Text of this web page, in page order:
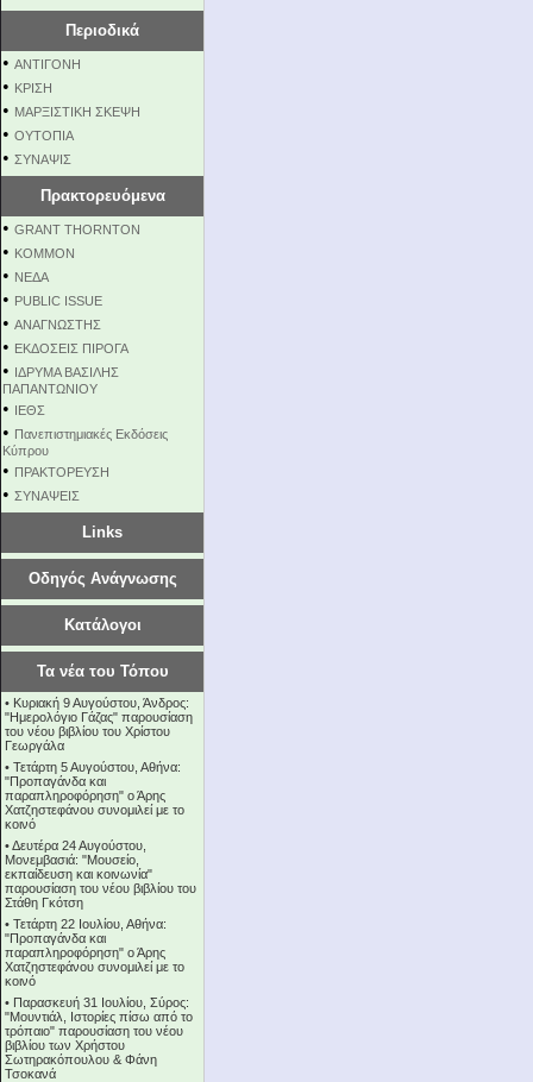
Περιοδικά
• ΑΝΤΙΓΟΝΗ
• ΚΡΙΣΗ
• ΜΑΡΞΙΣΤΙΚΗ ΣΚΕΨΗ
• ΟΥΤΟΠΙΑ
• ΣΥΝΑΨΙΣ
Πρακτορευόμενα
• GRANT THORNTON
• KOMMON
• NEΔΑ
• PUBLIC ISSUE
• ΑΝΑΓΝΩΣΤΗΣ
• ΕΚΔΟΣΕΙΣ ΠΙΡΟΓΑ
• ΙΔΡΥΜΑ ΒΑΣΙΛΗΣ
ΠΑΠΑΝΤΩΝΙΟΥ
• ΙΕΘΣ
• Πανεπιστημιακές Εκδόσεις
Κύπρου
• ΠΡΑΚΤΟΡΕΥΣΗ
• ΣΥΝΑΨΕΙΣ
Links
Οδηγός Ανάγνωσης
Κατάλογοι
Τα νέα του Τόπου
• Κυριακή 9 Αυγούστου, Άνδρος:
"Ημερολόγιο Γάζας" παρουσίαση
του νέου βιβλίου του Χρίστου
Γεωργάλα
• Τετάρτη 5 Αυγούστου, Αθήνα:
"Προπαγάνδα και
παραπληροφόρηση" ο Άρης
Χατζηστεφάνου συνομιλεί με το
κοινό
•Δευτέρα 24 Αυγούστου,
Μονεμβασιά: "Μουσείο,
εκπαίδευση και κοινωνία"
παρουσίαση του νέου βιβλίου του
Στάθη Γκότση
• Τετάρτη 22 Ιουλίου, Αθήνα:
"Προπαγάνδα και
παραπληροφόρηση" ο Άρης
Χατζηστεφάνου συνομιλεί με το
κοινό
• Παρασκευή 31 Ιουλίου, Σύρος:
"Μουντιάλ, Ιστορίες πίσω από το
τρόπαιο" παρουσίαση του νέου
βιβλίου των Χρήστου
Σωτηρακόπουλου & Φάνη
Τσοκανά